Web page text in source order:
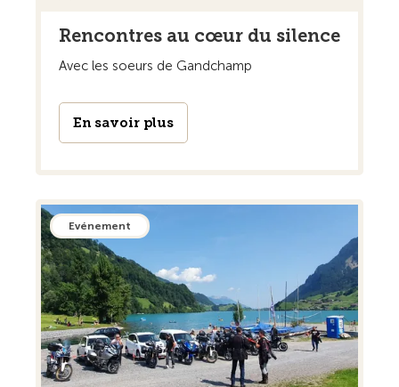
Rencontres au cœur du silence
Avec les soeurs de Gandchamp
En savoir plus
Evénement